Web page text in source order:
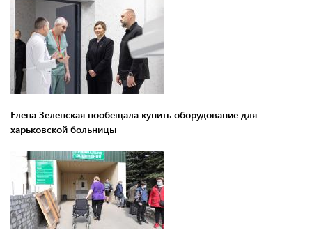
Елена Зеленская пообещала купить оборудование для
харьковской больницы